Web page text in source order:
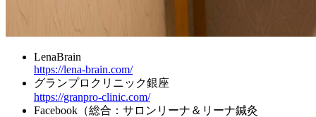
LenaBrain
https://lena-brain.com/
グランプロクリニック銀座
https://granpro-clinic.com/
Facebook（総合：サロンリーナ＆リーナ鍼灸